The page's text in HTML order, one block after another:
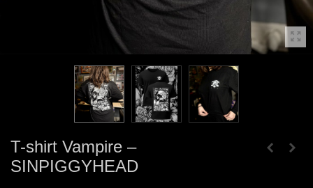
T-shirt Vampire –
SINPIGGYHEAD